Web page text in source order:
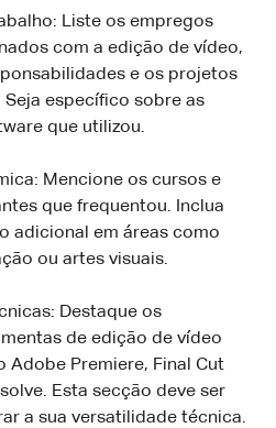
Liste os empregos
com a edição de vídeo,
e os projetos
específico sobre as
que utilizou.
Mencione os cursos e
que frequentou. Inclua
adicional em áreas como
ou artes visuais.
Destaque os
de edição de vídeo
Adobe Premiere, Final Cut
Esta secção deve ser
a sua versatilidade técnica.